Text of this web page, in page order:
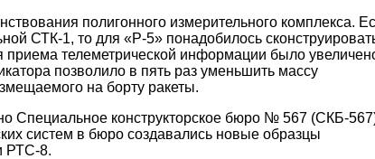
полигонного измерительного комплекса.
СТК-1, то для «Р-5» понадобилось
телеметрической информации было
позволило в пять раз уменьшить массу
на борту ракеты.
Специальное конструкторское бюро № 567 (СКБ-
систем в бюро создавались новые образцы
РТС-8.